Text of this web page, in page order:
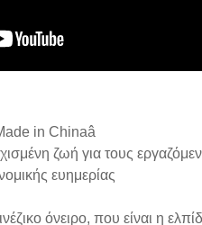
in Chinaâ
ζωή για τους
ευημερίας
όνειρο, που είναι η